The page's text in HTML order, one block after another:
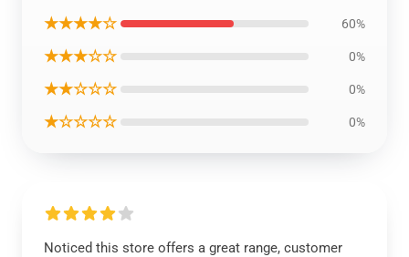
★★★★☆ 60%
★★★☆☆ 0%
★★☆☆☆ 0%
★☆☆☆☆ 0%
Noticed this store offers a great range, customer